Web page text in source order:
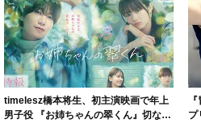
timelesz橋本将生、初主演映画で年上
男子役 『お姉ちゃんの翠くん』切ない
プ